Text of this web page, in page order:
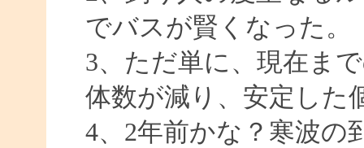
でバスが賢くなった。
3、ただ単に、現在ま
体数が減り、安定した
4、2年前かな？寒波の